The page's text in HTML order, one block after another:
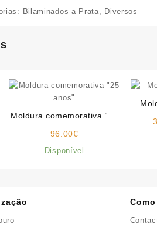
Bilaminados a Prata Diversos
Moldura comemorativa “25
96.00€
Disponível